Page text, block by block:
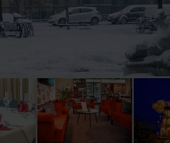
erfassen wir anonymisierte Daten für
und den Effekt bestimmter Seiten unseres
und Facebook. Durch diese Dienste
Weitere Hinweise zu der Verarbeitung
in den
widerrufen.
passend zu Ihren Interessen anzuzeigen.